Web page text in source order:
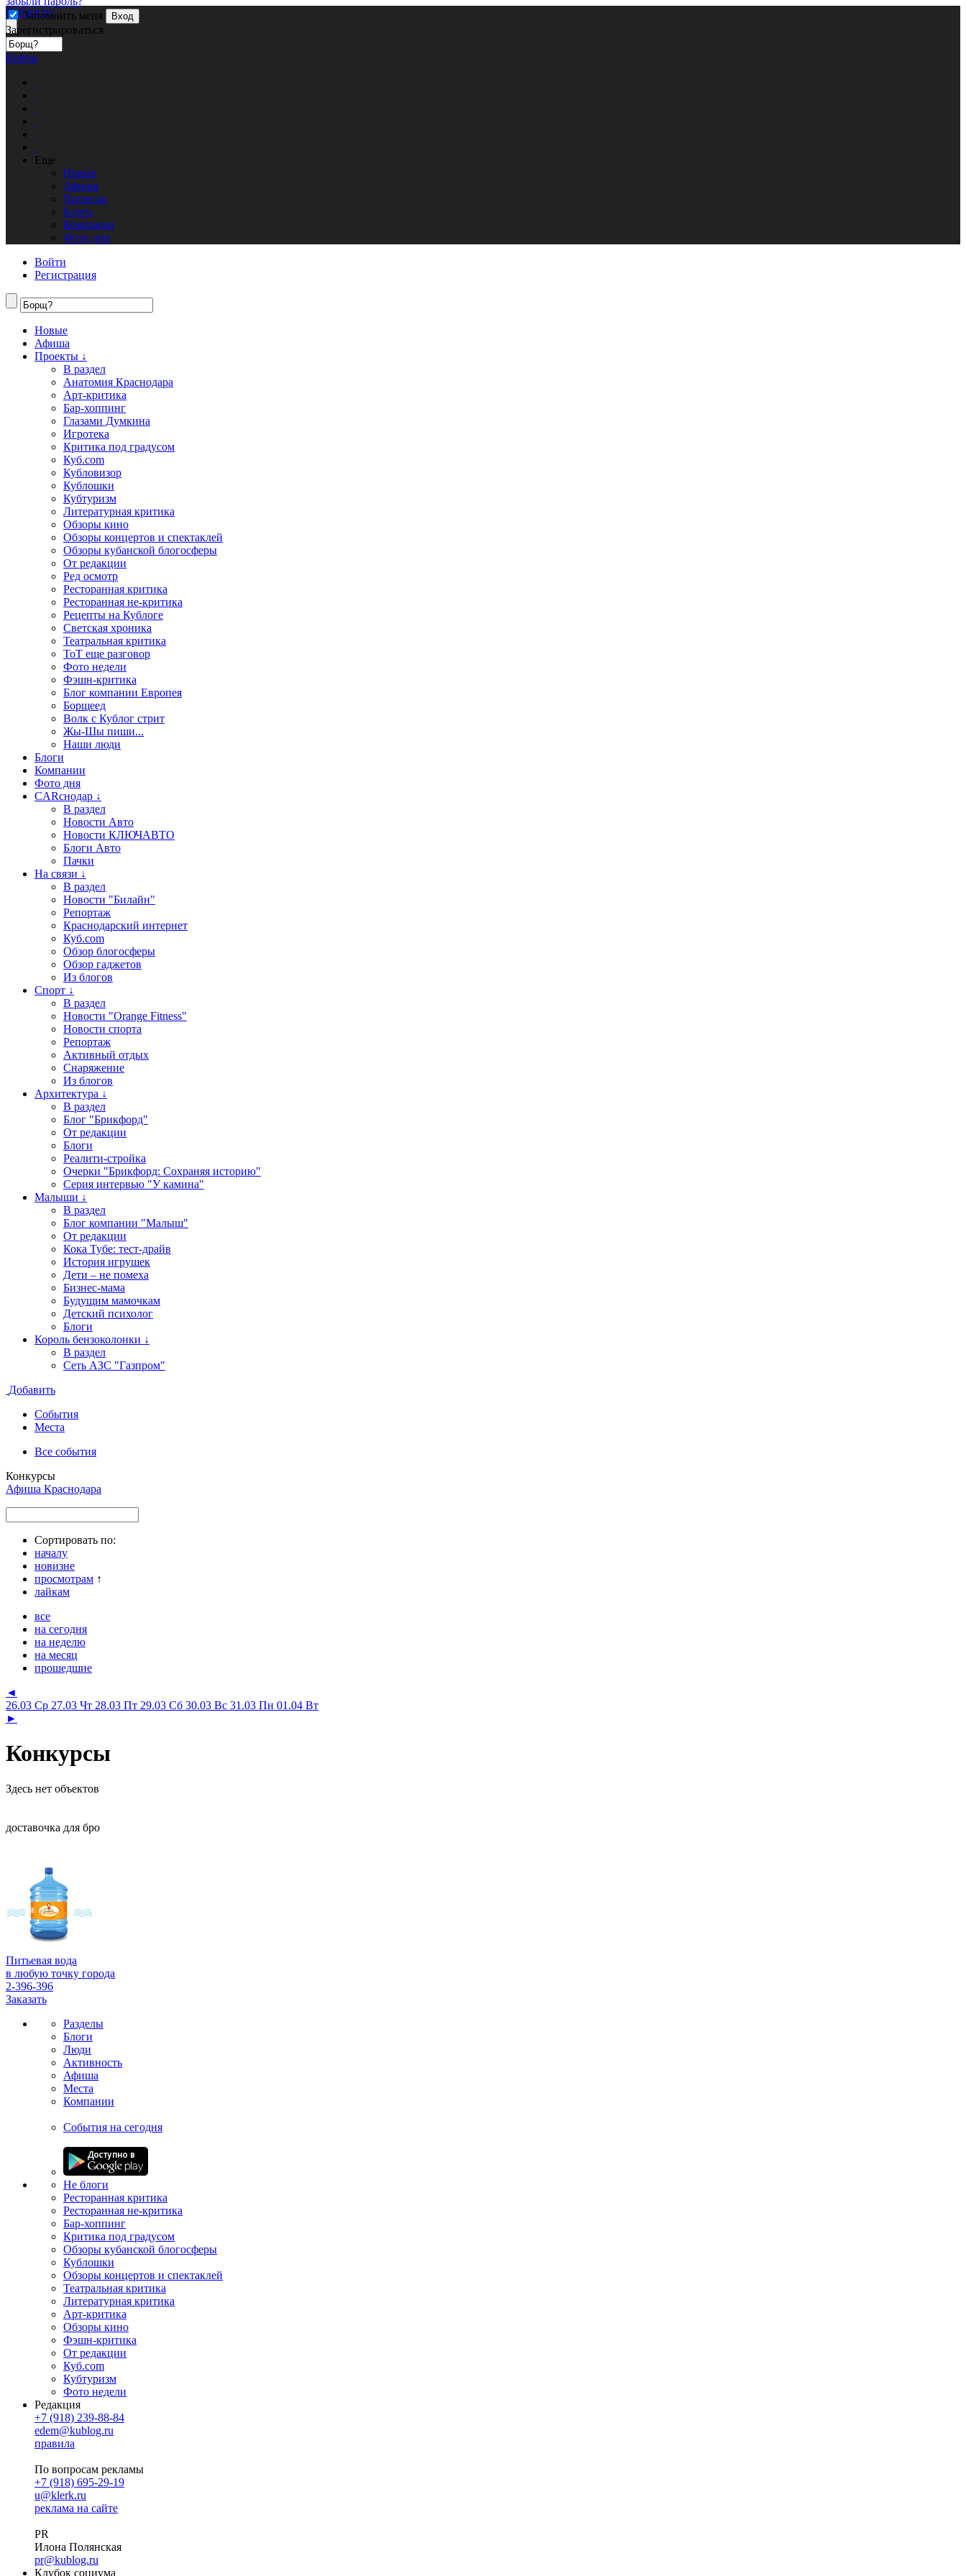
Запомнить меня
Вход
Зарегистрироваться
Кублог.ру
Войти
Еще
Новые
Афиша
Проекты
Блоги
Компании
Фото дня
Войти
Регистрация
Новые
Афиша
Проекты ↓
В раздел
Анатомия Краснодара
Арт-критика
Бар-хоппинг
Глазами Думкина
Игротека
Критика под градусом
Куб.com
Кубловизор
Кублошки
Кубтуризм
Литературная критика
Обзоры кино
Обзоры концертов и спектаклей
Обзоры кубанской блогосферы
От редакции
Ред осмотр
Ресторанная критика
Ресторанная не-критика
Рецепты на Кублоге
Светская хроника
Театральная критика
ТоТ еще разговор
Фото недели
Фэшн-критика
Блог компании Европея
Борщеед
Волк с Кублог стрит
Жы-Шы пиши...
Наши люди
Блоги
Компании
Фото дня
CARснодар ↓
В раздел
Новости Авто
Новости КЛЮЧАВТО
Блоги Авто
Пачки
На связи ↓
В раздел
Новости "Билайн"
Репортаж
Краснодарский интернет
Куб.com
Обзор блогосферы
Обзор гаджетов
Из блогов
Спорт ↓
В раздел
Новости "Orange Fitness"
Новости спорта
Репортаж
Активный отдых
Снаряжение
Из блогов
Архитектура ↓
В раздел
Блог "Брикфорд"
От редакции
Блоги
Реалити-стройка
Очерки "Брикфорд: Сохраняя историю"
Серия интервью "У камина"
Малыши ↓
В раздел
Блог компании "Малыш"
От редакции
Кока Тубе: тест-драйв
История игрушек
Дети – не помеха
Бизнес-мама
Будущим мамочкам
Детский психолог
Блоги
Король бензоколонки ↓
В раздел
Сеть АЗС "Газпром"
Добавить
События
Места
Все события
Конкурсы
Афиша Краснодара
Сортировать по:
началу
новизне
просмотрам ↑
лайкам
все
на сегодня
на неделю
на месяц
прошедшие
◄
26.03 Ср 27.03 Чт 28.03 Пт 29.03 Сб 30.03 Вс 31.03 Пн 01.04 Вт
►
Конкурсы
Здесь нет объектов
доставочка для бро
Питьевая вода
в любую точку города
2-396-396
Заказать
Разделы
Блоги
Люди
Активность
Афиша
Места
Компании
События на сегодня
Не блоги
Ресторанная критика
Ресторанная не-критика
Бар-хоппинг
Критика под градусом
Обзоры кубанской блогосферы
Кублошки
Обзоры концертов и спектаклей
Театральная критика
Литературная критика
Арт-критика
Обзоры кино
Фэшн-критика
От редакции
Куб.com
Кубтуризм
Фото недели
Редакция
+7 (918) 239-88-84
edem@kublog.ru
правила
По вопросам рекламы
+7 (918) 695-29-19
u@klerk.ru
реклама на сайте
PR
Илона Полянская
pr@kublog.ru
Клубок социума